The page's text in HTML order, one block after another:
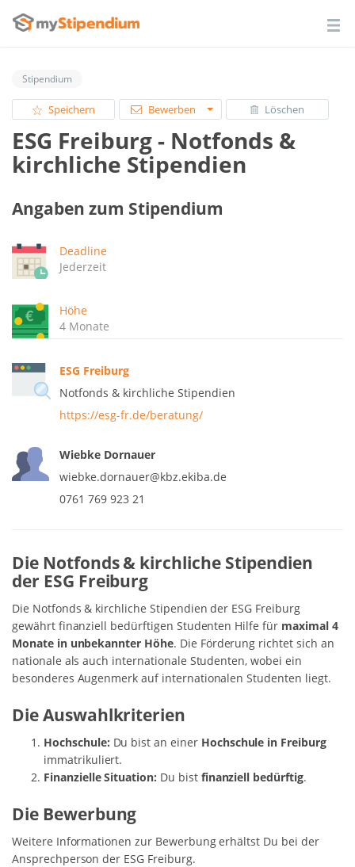
Stipendium
Speichern Bewerben Löschen
ESG Freiburg - Notfonds &
kirchliche Stipendien
Angaben zum Stipendium
Deadline
Jederzeit
Höhe
4 Monate
ESG Freiburg
Notfonds & kirchliche Stipendien
https://esg-fr.de/beratung/
Wiebke Dornauer
wiebke.dornauer@kbz.ekiba.de
0761 769 923 21
Die Notfonds & kirchliche Stipendien
der ESG Freiburg
Die Notfonds & kirchliche Stipendien der ESG Freiburg
gewährt finanziell bedürftigen Studenten Hilfe für maximal 4
Monate in unbekannter Höhe. Die Förderung richtet sich an
nationale als auch internationale Studenten, wobei ein
besonderes Augenmerk auf internationalen Studenten liegt.
Die Auswahlkriterien
Hochschule: Du bist an einer Hochschule in Freiburg
immatrikuliert.
Finanzielle Situation: Du bist finanziell bedürftig.
Die Bewerbung
Weitere Informationen zur Bewerbung erhältst Du bei der
Ansprechperson der ESG Freiburg.